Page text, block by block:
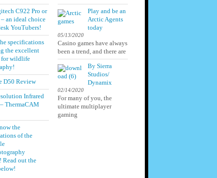
C922 Pro or
an ideal choice
YouTubers!
specifications
the excellent
for wildlife
D50 Review
Infrared
ThermaCAM
the
of the
Read out the
Play and be an
Arctic Agents
today
05/13/2020
Casino games have always
been a trend, and there are
By Sierra
Studios/
Dynamix
02/14/2020
For many of you, the
ultimate multiplayer
gaming